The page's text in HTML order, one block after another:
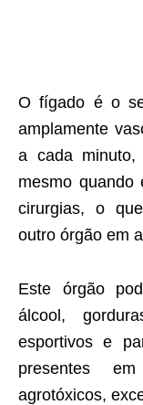
O fígado é o
amplamente
a cada minuto,
mesmo quando
cirurgias, o
outro órgão em
Este órgão
álcool,
esportivos e
presentes em
agrotóxicos,